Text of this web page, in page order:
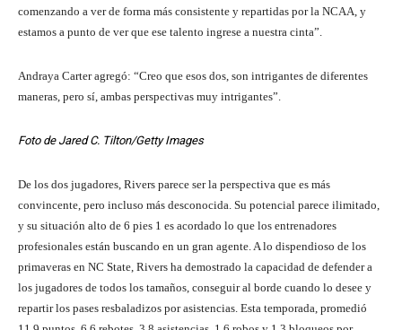
comenzando a ver de forma más consistente y repartidas por la NCAA, y
estamos a punto de ver que ese talento ingrese a nuestra cinta”.
Andraya Carter agregó: “Creo que esos dos, son intrigantes de diferentes
maneras, pero sí, ambas perspectivas muy intrigantes”.
Foto de Jared C. Tilton/Getty Images
De los dos jugadores, Rivers parece ser la perspectiva que es más
convincente, pero incluso más desconocida. Su potencial parece ilimitado,
y su situación alto de 6 pies 1 es acordado lo que los entrenadores
profesionales están buscando en un gran agente. A lo dispendioso de los
primaveras en NC State, Rivers ha demostrado la capacidad de defender a
los jugadores de todos los tamaños, conseguir al borde cuando lo desee y
repartir los pases resbaladizos por asistencias. Esta temporada, promedió